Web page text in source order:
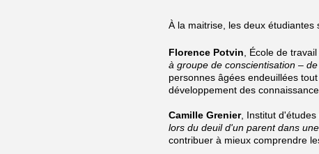
À la maitrise, les deux
Florence Potvin , École de
à groupe de conscientisation –
personnes âgées endeuillées
développement des
Camille Grenier, Institut
lors du deuil d'un parent dans
contribuer à mieux comprendre